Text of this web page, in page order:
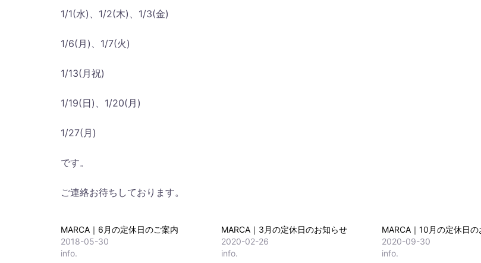
1/1(水)、1/2(木)、1/3(金)
1/6(月)、1/7(火)
1/13(月祝)
1/19(日)、1/20(月)
1/27(月)
です。
ご連絡お待ちしております。
MARCA｜6月の定休日のご案内
2018-05-30
info.
MARCA｜3月の定休日のお知らせ
2020-02-26
info.
MARCA｜10月の定休日の
2020-09-30
info.